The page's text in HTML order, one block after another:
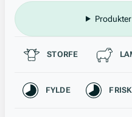
Passer til
STORFE
Karakteristikk
FYLDE